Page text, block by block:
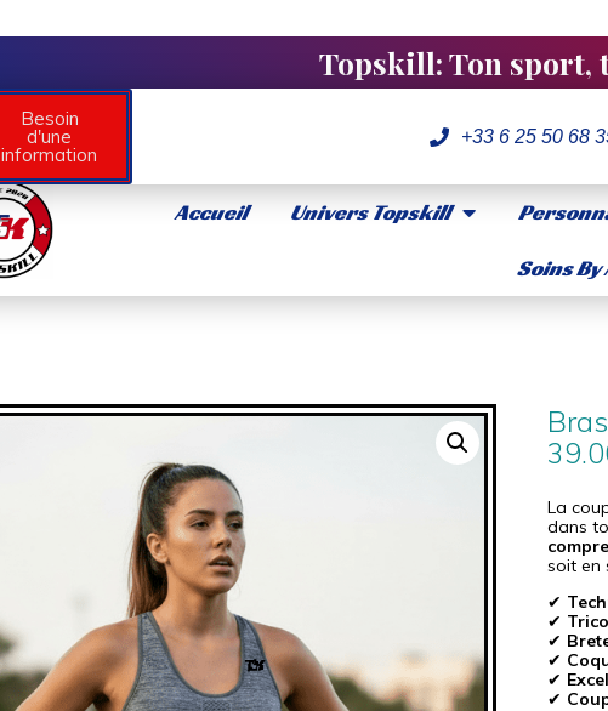
Topskill: Ton sport,
Besoin
d'une
information
+33 6 25 50 68
Accueil Univers Topskill
Soins
La
dans
soit en
✔
✔
✔
✔
✔
✔